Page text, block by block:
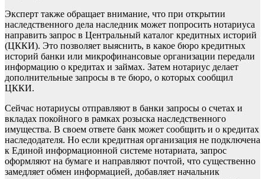
Эксперт также обращает внимание, что при открытии
наследственного дела наследник может попросить нотариуса
направить запрос в Центральный каталог кредитных историй
(ЦККИ). Это позволяет выяснить, в какое бюро кредитных
историй банки или микрофинансовые организации передали
информацию о кредитах и займах. Затем нотариус делает
дополнительные запросы в те бюро, о которых сообщил
ЦККИ.
Сейчас нотариусы отправляют в банки запросы о счетах и
вкладах покойного в рамках розыска наследственного
имущества. В своем ответе банк может сообщить и о кредитах
наследодателя. Но если кредитная организация не подключена
к Единой информационной системе нотариата, запрос
оформляют на бумаге и направляют почтой, что существенно
замедляет обмен информацией, добавляет начальник